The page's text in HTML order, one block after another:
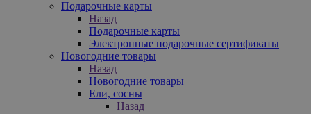
Подарочные карты
Назад
Подарочные карты
Электронные подарочные сертификаты
Новогодние товары
Назад
Новогодние товары
Ели, сосны
Назад